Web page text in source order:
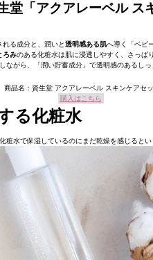
堂「アクアレーベル ス
れる成分と、潤いと透明感ある肌へ導く「ベビ
ろみのある化粧水は肌に浸透しやすく、さっぱ
ながら、「潤い貯蓄成分」で透明感のあるしっ
商品名：資生堂 アクアレーベル スキンケアセ
購入はこちら
る化粧水
水で保湿しているのにまだ乾燥を感じるとい